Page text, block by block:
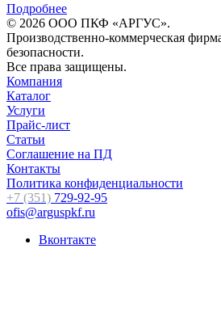
Подробнее
© 2026 ООО ПКФ «АРГУС».
Производственно-коммерческая
безопасности.
Все права защищены.
Компания
Каталог
Услуги
Прайс-лист
Статьи
Соглашение на ПД
Контакты
Политика конфиденциальности
+7 (351) 729-92-95
ofis@arguspkf.ru
Вконтакте